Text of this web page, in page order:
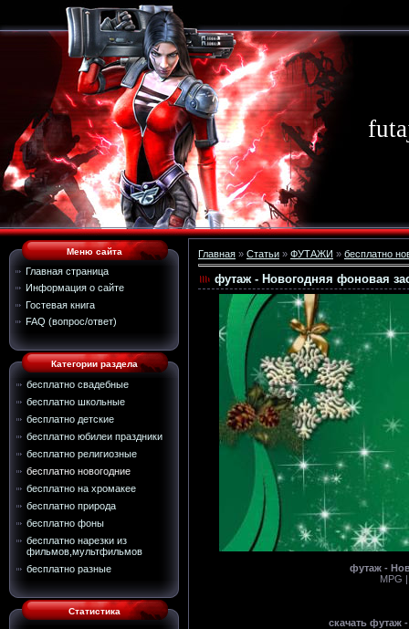
Меню сайта
Главная страница
Информация о сайте
Гостевая книга
FAQ (вопрос/ответ)
Категории раздела
бесплатно свадебные
бесплатно школьные
бесплатно детские
бесплатно юбилеи праздники
бесплатно религиозные
бесплатно новогодние
бесплатно на хромакее
бесплатно природа
бесплатно фоны
бесплатно нарезки из
фильмов,мультфильмов
бесплатно разные
Статистика
Главная » Статьи » ФУТАЖИ » бесплатно
футаж - Новогодняя фоновая
футаж -
MPG
скачать футаж